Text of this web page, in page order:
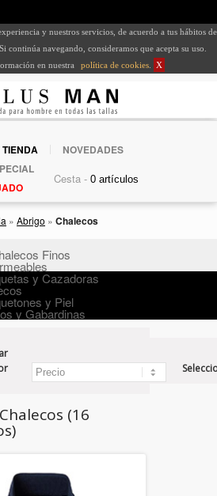
y nuestros servicios, de acuerdo a tus hábitos de
continúa navegando, consideramos que acepta su uso.
en nuestra
política de cookies X
TIENDA
NOVEDADES
Cesta -
» Abrigo » Chalecos
Finos
y Cazadoras
y Piel
y Gabardinas
(16